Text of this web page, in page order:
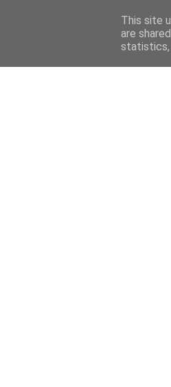
This site
are
statistics,